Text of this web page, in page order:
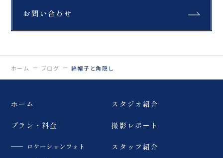
お問い合わせ
ホーム ブログ 綿帽子と角隠し
ホーム
プラン・料金
ロケーションフォト
スタジオ紹介
撮影レポート
スタッフ紹介